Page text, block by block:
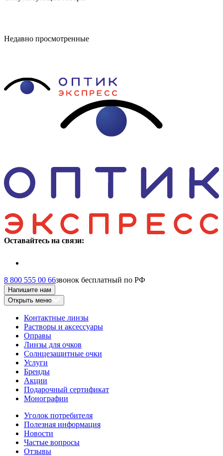
Недавно просмотренные
Оставайтесь на связи:
8 800 555 00 66звонок бесплатный по РФ
Напишите нам
Открыть меню
Контактные линзы
Растворы и аксессуары
Оправы
Линзы для очков
Солнцезащитные очки
Услуги
Бренды
Акции
Подарочный сертификат
Монографии
Уголок потребителя
Полезная информация
Новости
Частые вопросы
Отзывы